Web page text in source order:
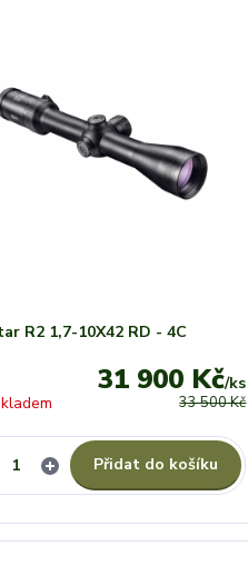
R2 1,7-10X42 RD - 4C
33 500 Kč
31 900 Kč/ks
Přidat do košíku